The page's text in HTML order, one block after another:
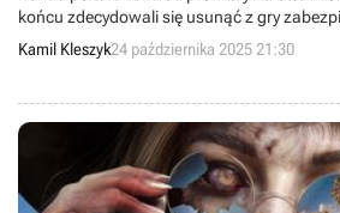
końcu zdecydowali się usunąć z gry
Denuvo.
Kamil Kleszyk24 października 2025 21:30